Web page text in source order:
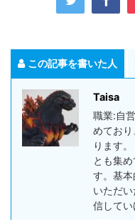
この記事を書いた人
Taisa
職業:自
めてお
ります
とも集
す。基
いただ
信してい